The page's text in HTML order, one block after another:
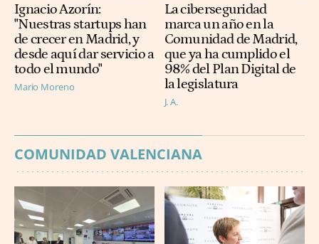
Ignacio Azorín:
"Nuestras startups han
de crecer en Madrid, y
desde aquí dar servicio a
todo el mundo"
Mario Moreno
La ciberseguridad
marca un año en la
Comunidad de Madrid,
que ya ha cumplido el
98% del Plan Digital de
la legislatura
J. A.
COMUNIDAD VALENCIANA